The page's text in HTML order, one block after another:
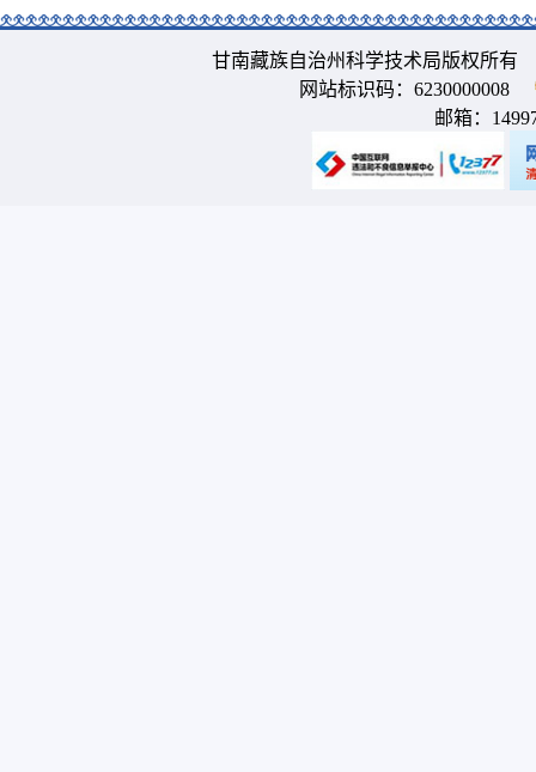
甘南藏族自治州科学技术局版权所
网站标识码：6230000008
邮箱：